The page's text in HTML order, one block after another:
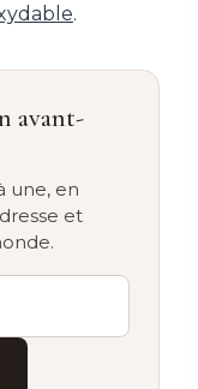
.
avant-
une, en
et